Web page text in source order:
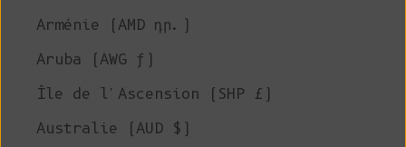
Arménie (AMD դր.)
Aruba (AWG ƒ)
Île de l'Ascension (SHP £)
Australie (AUD $)